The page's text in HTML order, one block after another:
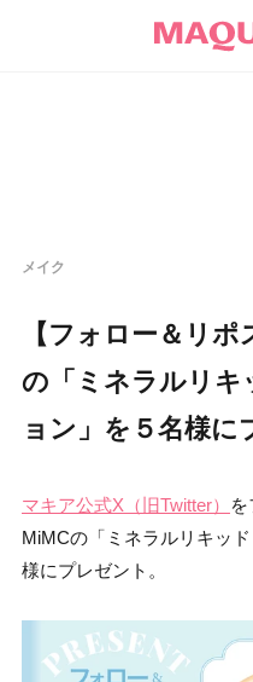
メイク
【フォロー＆リ
の「ミネラルリキ
ョン」を５名様に
マキア公式X（旧Twitter）
MiMCの「ミネラルリキッ
様にプレゼント。